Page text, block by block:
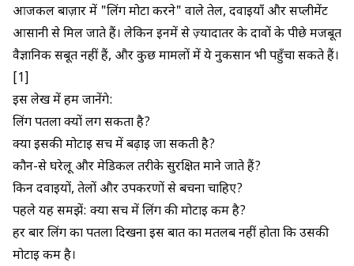
आजकल बाज़ार में "लिंग मोटा करने" वाले तेल, दवाइयाँ और सप्लीमेंट
आसानी से मिल जाते हैं। लेकिन इनमें से ज़्यादातर के दावों के पीछे मजबूत
वैज्ञानिक सबूत नहीं हैं, और कुछ मामलों में ये नुकसान भी पहुँचा सकते हैं।
[1]
इस लेख में हम जानेंगे:
लिंग पतला क्यों लग सकता है?
क्या इसकी मोटाई सच में बढ़ाई जा सकती है?
कौन-से घरेलू और मेडिकल तरीके सुरक्षित माने जाते हैं?
किन दवाइयों, तेलों और उपकरणों से बचना चाहिए?
पहले यह समझें: क्या सच में लिंग की मोटाई कम है?
हर बार लिंग का पतला दिखना इस बात का मतलब नहीं होता कि उसकी
मोटाई कम है।